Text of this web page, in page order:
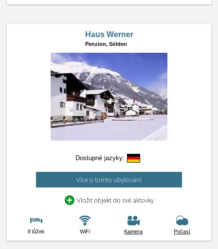
Haus Werner
Penzion, Sölden
Dostupné jazyky:
Více o tomto ubytování
Vložit objekt do své aktovky
8 lůžek WiFi Kamera Počasí